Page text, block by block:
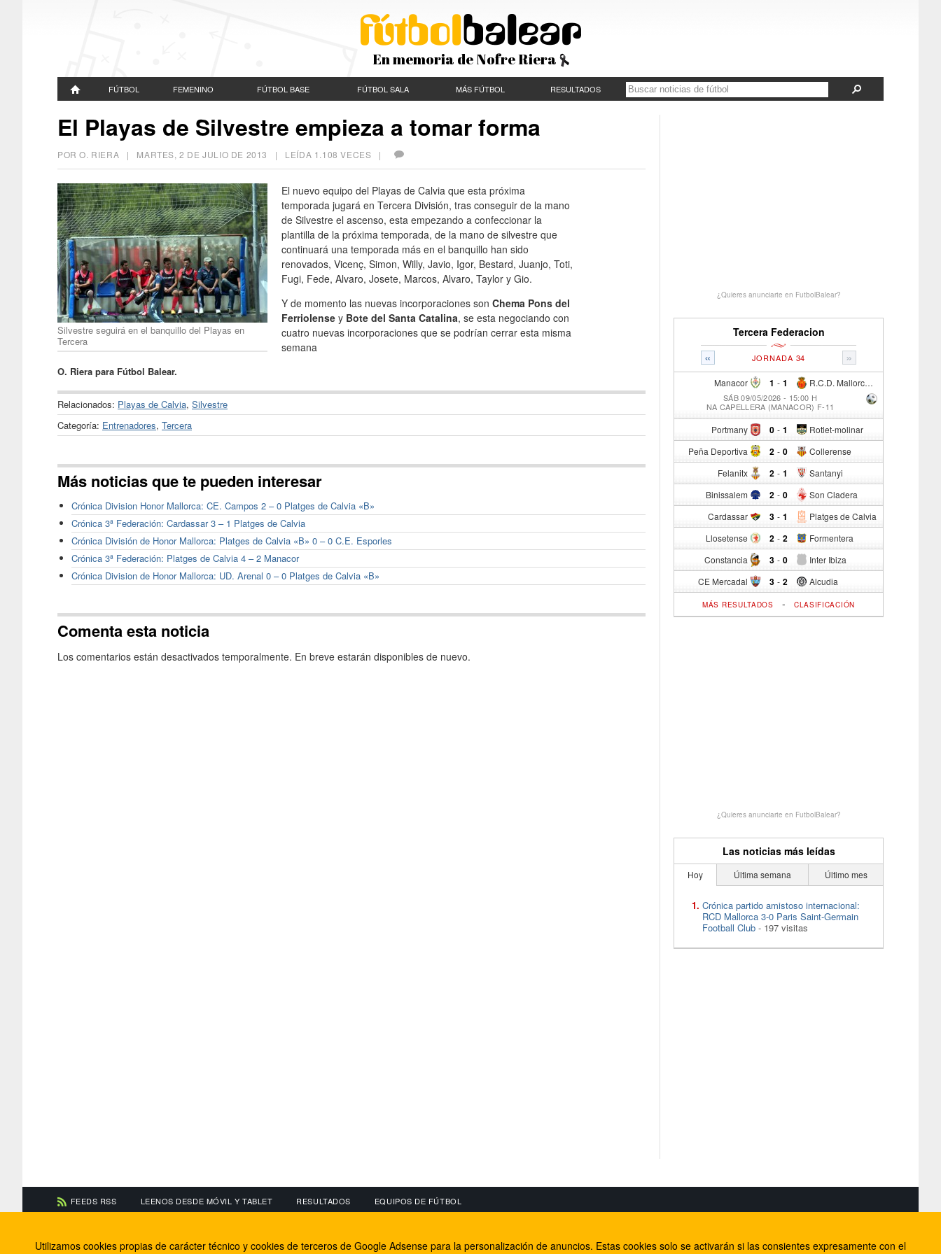
En memoria de Nofre Riera
FÚTBOL FEMENINO FÚTBOL BASE FÚTBOL SALA MÁS FÚTBOL RESULTADOS
El Playas de Silvestre empieza a tomar forma
POR O. RIERA | MARTES, 2 DE JULIO DE 2013 | LEÍDA 1.108 VECES |
Silvestre seguirá en el banquillo del Playas en
Tercera
El nuevo equipo del Playas de Calvia que esta próxima
temporada jugará en Tercera División, tras conseguir de la mano
de Silvestre el ascenso, esta empezando a confeccionar la
plantilla de la próxima temporada, de la mano de silvestre que
continuará una temporada más en el banquillo han sido
renovados, Vicenç, Simon, Willy, Javio, Igor, Bestard, Juanjo, Toti,
Fugi, Fede, Alvaro, Josete, Marcos, Alvaro, Taylor y Gio.
Y de momento las nuevas incorporaciones son Chema Pons del
Ferriolense y Bote del Santa Catalina, se esta negociando con
cuatro nuevas incorporaciones que se podrían cerrar esta misma
semana
O. Riera para Fútbol Balear.
Relacionados: Playas de Calvia, Silvestre
Categoría: Entrenadores, Tercera
Más noticias que te pueden interesar
Crónica Division Honor Mallorca: CE. Campos 2 – 0 Platges de Calvia «B»
Crónica 3ª Federación: Cardassar 3 – 1 Platges de Calvia
Crónica División de Honor Mallorca: Platges de Calvia «B» 0 – 0 C.E. Esporles
Crónica 3ª Federación: Platges de Calvia 4 – 2 Manacor
Crónica Division de Honor Mallorca: UD. Arenal 0 – 0 Platges de Calvia «B»
Comenta esta noticia
Los comentarios están desactivados temporalmente. En breve estarán disponibles de nuevo.
¿Quieres anunciarte en FutbolBalear?
Tercera Federacion
« »
JORNADA 34
Manacor 1 - R.C.D. Mallorca Sad "B"
1
SÁB 09/05/2026 - 15:00 H
NA CAPELLERA (MANACOR) F-11
Portmany 0 - Rotlet-molinar
1
Peña Deportiva 2 - Collerense
0
Felanitx 2 - Santanyi
1
Binissalem 2 - Son Cladera
0
Cardassar 3 - Platges de Calvia
1
Llosetense 2 - Formentera
2
Constancia 3 - Inter Ibiza
0
CE Mercadal 3 - Alcudia
2
MÁS RESULTADOS - CLASIFICACIÓN
¿Quieres anunciarte en FutbolBalear?
Las noticias más leídas
Hoy Última semana Último mes
Crónica partido amistoso internacional:
RCD Mallorca 3-0 Paris Saint-Germain
Football Club - 197 visitas
FEEDS RSS LEENOS DESDE MÓVIL Y TABLET RESULTADOS EQUIPOS DE FÚTBOL
Información de contacto
El equipo de FútbolBalear
Facebook
Internet Rural Mallorca
Utilizamos cookies propias de carácter técnico y cookies de terceros de Google Adsense para la personalización de anuncios. Estas cookies solo se activarán si las consientes expresamente con el